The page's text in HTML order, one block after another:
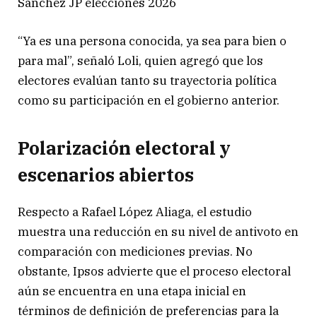
“Ya es una persona conocida, ya sea para bien o
para mal”, señaló Loli, quien agregó que los
electores evalúan tanto su trayectoria política
como su participación en el gobierno anterior.
Polarización electoral y
escenarios abiertos
Respecto a Rafael López Aliaga, el estudio
muestra una reducción en su nivel de antivoto en
comparación con mediciones previas. No
obstante, Ipsos advierte que el proceso electoral
aún se encuentra en una etapa inicial en
términos de definición de preferencias para la